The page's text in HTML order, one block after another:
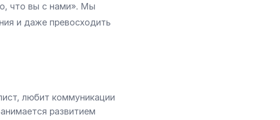
что вы с нами». Мы
и даже превосходить
любит коммуникации
развитием